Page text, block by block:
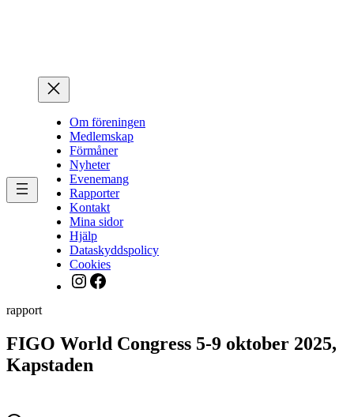
Om föreningen
Medlemskap
Förmåner
Nyheter
Evenemang
Rapporter
Kontakt
Mina sidor
Hjälp
Dataskyddspolicy
Cookies
Instagram
Facebook
rapport
FIGO World Congress 5-9 oktober 2025,
Kapstaden